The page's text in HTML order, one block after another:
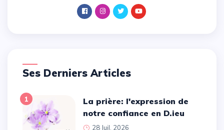
Ses Derniers Articles
1
La prière: l'expression de
notre confiance en D.ieu
28 Juil. 2026